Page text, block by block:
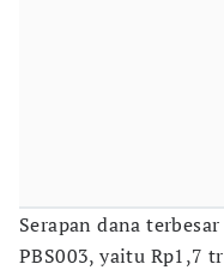
Serapan dana
PBS003, yaitu Rp1,7